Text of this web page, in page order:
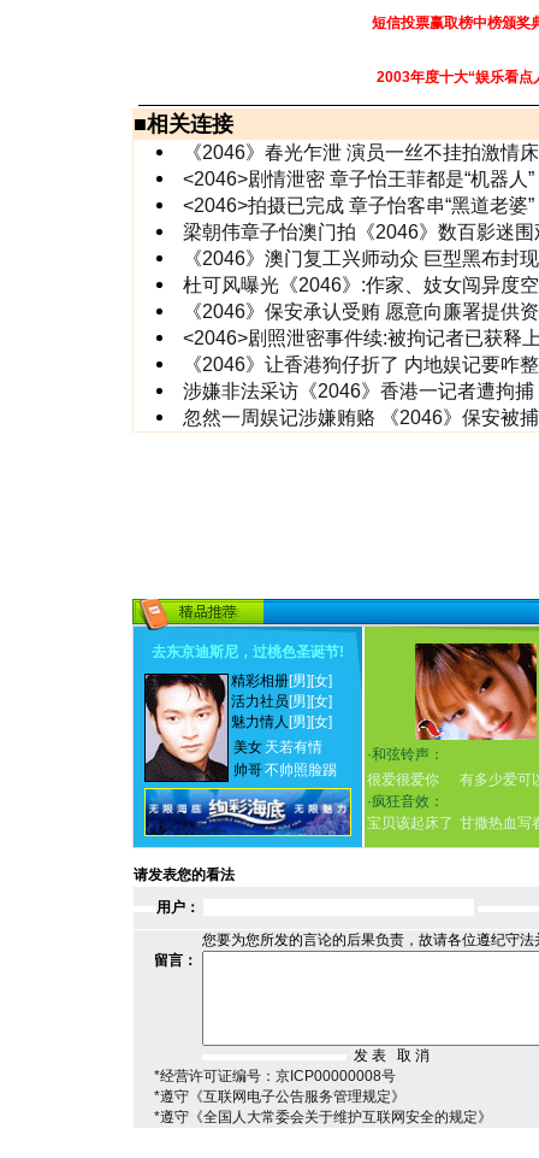
短信投票赢取榜中榜颁奖
2003年度十大“娱乐看点
■相关连接
《2046》春光乍泄 演员一丝不挂拍激情
<2046>剧情泄密 章子怡王菲都是“机器人”
<2046>拍摄已完成 章子怡客串“黑道老婆”
梁朝伟章子怡澳门拍《2046》数百影迷围
《2046》澳门复工兴师动众 巨型黑布封
杜可风曝光《2046》:作家、妓女闯异
《2046》保安承认受贿 愿意向廉署提供
<2046>剧照泄密事件续:被拘记者已获释
《2046》让香港狗仔折了 内地娱记要咋整
涉嫌非法采访《2046》香港一记者遭拘捕
忽然一周娱记涉嫌贿赂 《2046》保安被捕
去东京迪斯尼，过桃色圣诞节!
精彩相册[男] [女]
活力社员 [男] [女]
魅力情人 [男] [女]
美女 天若有情
帅哥不帅照脸踢
·和弦铃声：
很爱很爱你
有多少爱可
·疯狂音效：
宝贝该起床了 甘撒热血写
请发表您的看法
用户：
您要为您所发的言论的后果负责，故请各位遵纪守
留言：
*经营许可证编号：京ICP00000008号
*遵守《互联网电子公告服务管理规定》
*遵守《全国人大常委会关于维护互联网安全的规定》